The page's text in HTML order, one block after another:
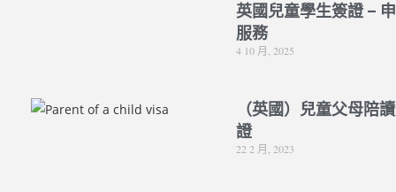
英國兒童學生簽證 –
服務
4 10 月, 2025
（英國）兒童父母陪
證
22 2 月, 2023